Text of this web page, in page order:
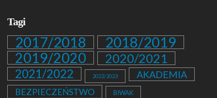
Tagi
2017/2018 2018/2019
2019/2020 2020/2021
2021/2022 2022/2023 AKADEMIA
BEZPIECZEŃSTWO BIWAK